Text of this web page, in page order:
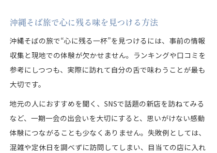
沖縄そば旅で心に残る味を見つける方法
沖縄そばの旅で“心に残る一杯”を見つけるには、事前の情報
収集と現地での体験が欠かせません。ランキングや口コミを
参考にしつつも、実際に訪れて自分の舌で味わうことが最も
大切です。
地元の人におすすめを聞く、SNSで話題の新店を訪ねてみる
など、一期一会の出会いを大切にすると、思いがけない感動
体験につながることも少なくありません。失敗例としては、
混雑や定休日を調べずに訪問してしまい、目当ての店に入れ